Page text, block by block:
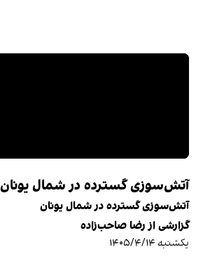
آتش‌سوزی گسترده در شمال یونان
آتش‌سوزی گسترده در شمال یونان
گزارشی از رضا صاحب‌زاده
یکشنبه ۱۴۰۵/۴/۱۴